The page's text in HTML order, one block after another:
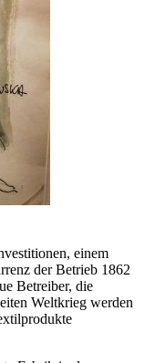
einem
der Betrieb 1862
Betreiber, die
Weltkrieg werden